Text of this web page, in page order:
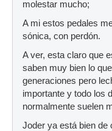
molestar mucho;
A mi estos pedales
sónica, con perdón.
A ver, esta claro que
saben muy bien lo
generaciones pero
importante y todo los
normalmente suelen
Joder ya está bien de